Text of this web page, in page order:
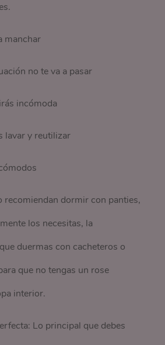
manchar
no te va a pasar
incómoda
lavar y reutilizar
recomiendan dormir con panties,
los necesitas, la
duermas con cacheteros o
que no tengas un rose
interior.
Lo principal que debes